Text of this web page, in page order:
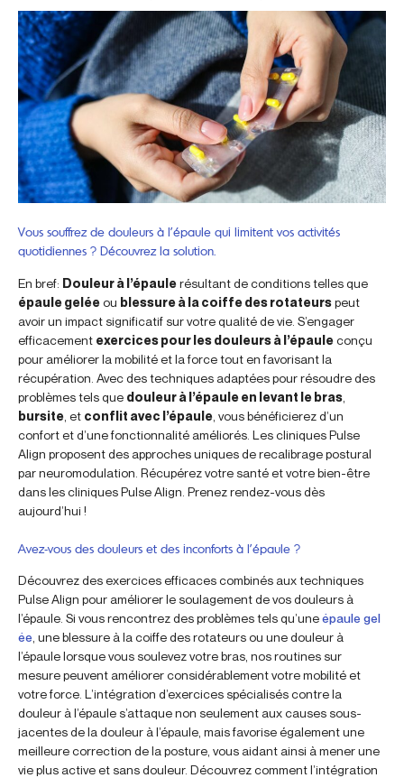
Vous souffrez de douleurs à l’épaule qui limitent vos activités
quotidiennes ? Découvrez la solution.
En bref: Douleur à l’épaulerésultant de conditions telles que
épaule geléeou blessure à la coiffe des rotateurspeut
avoir un impact significatif sur votre qualité de vie. S’engager
efficacement exercices pour les douleurs à l’épauleconçu
pour améliorer la mobilité et la force tout en favorisant la
récupération. Avec des techniques adaptées pour résoudre des
problèmes tels que douleur à l’épaule en levant le bras
bursite , et conflit avec l’épaule , vous bénéficierez d’un
confort et d’une fonctionnalité améliorés. Les cliniques Pulse
Align proposent des approches uniques de recalibrage postural
par neuromodulation. Récupérez votre santé et votre bien-être
dans les cliniques Pulse Align. Prenez rendez-vous dès
aujourd’hui !
Avez-vous des douleurs et des inconforts à l’épaule ?
Découvrez des exercices efficaces combinés aux techniques
Pulse Align pour améliorer le soulagement de vos douleurs à
l’épaule. Si vous rencontrez des problèmes tels qu’uneépaule gel
ée , une blessure à la coiffe des rotateurs ou une douleur à
l’épaule lorsque vous soulevez votre bras, nos routines sur
mesure peuvent améliorer considérablement votre mobilité et
votre force. L’intégration d’exercices spécialisés contre la
douleur à l’épaule s’attaque non seulement aux causes sous-
jacentes de la douleur à l’épaule, mais favorise également une
meilleure correction de la posture, vous aidant ainsi à mener une
vie plus active et sans douleur. Découvrez comment l’intégration